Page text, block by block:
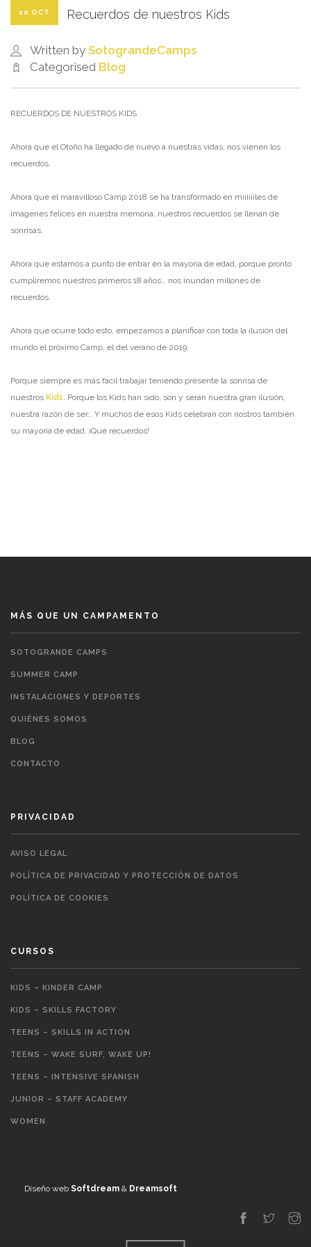
10 OCT Recuerdos de nuestros Kids
Written by SotograndeCamps
Categorised Blog
RECUERDOS DE NUESTROS KIDS
Ahora que el Otoño ha llegado de nuevo a nuestras vidas, nos vienen los
recuerdos.
Ahora que el maravilloso Camp 2018 se ha transformado en miiiiiiles de
imágenes felices en nuestra memoria, nuestros recuerdos se llenan de
sonrisas.
Ahora que estamos a punto de entrar en la mayoría de edad, porque pronto
cumpliremos nuestros primeros 18 años… nos inundan millones de
recuerdos.
Ahora que ocurre todo esto, empezamos a planificar con toda la ilusión del
mundo el próximo Camp, el del verano de 2019.
Porque siempre es más fácil trabajar teniendo presente la sonrisa de
nuestros Kids. Porque los Kids han sido, son y serán nuestra gran ilusión,
nuestra razón de ser… Y muchos de esos Kids celebran con nostros también
su mayoría de edad. ¡Qué recuerdos!
MÁS QUE UN CAMPAMENTO
SOTOGRANDE CAMPS
SUMMER CAMP
INSTALACIONES Y DEPORTES
QUIÉNES SOMOS
BLOG
CONTACTO
PRIVACIDAD
AVISO LEGAL
POLÍTICA DE PRIVACIDAD Y PROTECCIÓN DE DATOS
POLÍTICA DE COOKIES
CURSOS
KIDS – KINDER CAMP
KIDS – SKILLS FACTORY
TEENS – SKILLS IN ACTION
TEENS – WAKE SURF, WAKE UP!
TEENS – INTENSIVE SPANISH
JUNIOR – STAFF ACADEMY
WOMEN
Diseño web Softdream & Dreamsoft